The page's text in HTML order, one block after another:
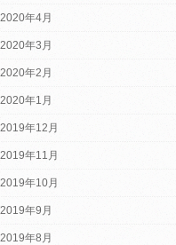
2020年4月
2020年3月
2020年2月
2020年1月
2019年12月
2019年11月
2019年10月
2019年9月
2019年8月